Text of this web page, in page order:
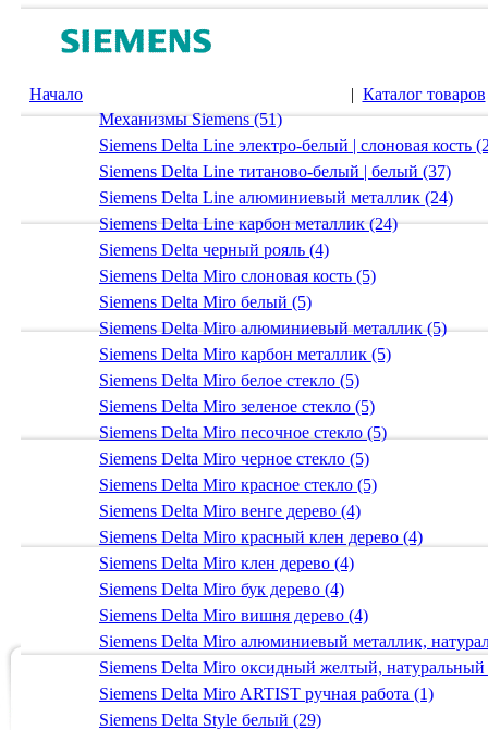
Начало | Каталог товаров
Механизмы Siemens (51)
Siemens Delta Line электро-белый | слоновая кость
Siemens Delta Line титаново-белый | белый (37)
Siemens Delta Line алюминиевый металлик (24)
Siemens Delta Line карбон металлик (24)
Siemens Delta черный рояль (4)
Siemens Delta Miro слоновая кость (5)
Siemens Delta Miro белый (5)
Siemens Delta Miro алюминиевый металлик (5)
Siemens Delta Miro карбон металлик (5)
Siemens Delta Miro белое стекло (5)
Siemens Delta Miro зеленое стекло (5)
Siemens Delta Miro песочное стекло (5)
Siemens Delta Miro черное стекло (5)
Siemens Delta Miro красное стекло (5)
Siemens Delta Miro венге дерево (4)
Siemens Delta Miro красный клен дерево (4)
Siemens Delta Miro клен дерево (4)
Siemens Delta Miro бук дерево (4)
Siemens Delta Miro вишня дерево (4)
Siemens Delta Miro алюминиевый металлик,
Siemens Delta Miro оксидный желтый,
Siemens Delta Miro ARTIST ручная работа (1)
Siemens Delta Style белый (29)